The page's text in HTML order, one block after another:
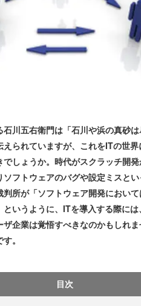
川五右衛門は「石川や浜の真砂
られていますが、これをITの世
しょうか。時代がスクラッチ開
フトウェアのバグや設定ミスと
所が「ソフトウェア開発におい
いうように、ITを導入する際に
企業は覚悟すべきなのかもしれ
。
目次